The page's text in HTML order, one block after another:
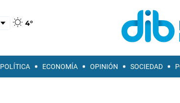
4°
POLÍTICA ECONOMÍA OPINIÓN SOCIEDAD